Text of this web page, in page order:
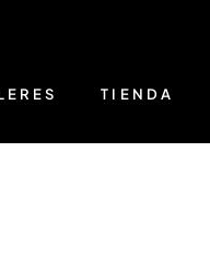
TIENDA